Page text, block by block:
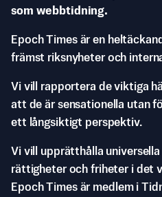
som webbtidning.
Epoch Times är en
främst riksnyheter och
Vi vill rapportera de viktiga
att de är sensationella utan
ett långsiktigt perspektiv.
Vi vill upprätthålla
rättigheter och friheter i det
Epoch Times är medlem i